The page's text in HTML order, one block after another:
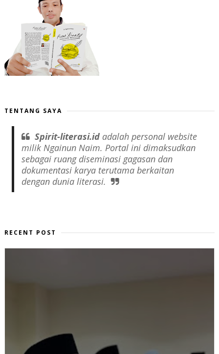
TENTANG SAYA
Spirit-literasi.idadalah personal website
milik Ngainun Naim. Portal ini dimaksudkan
sebagai ruang diseminasi gagasan dan
dokumentasi karya terutama berkaitan
dengan dunia literasi.
RECENT POST